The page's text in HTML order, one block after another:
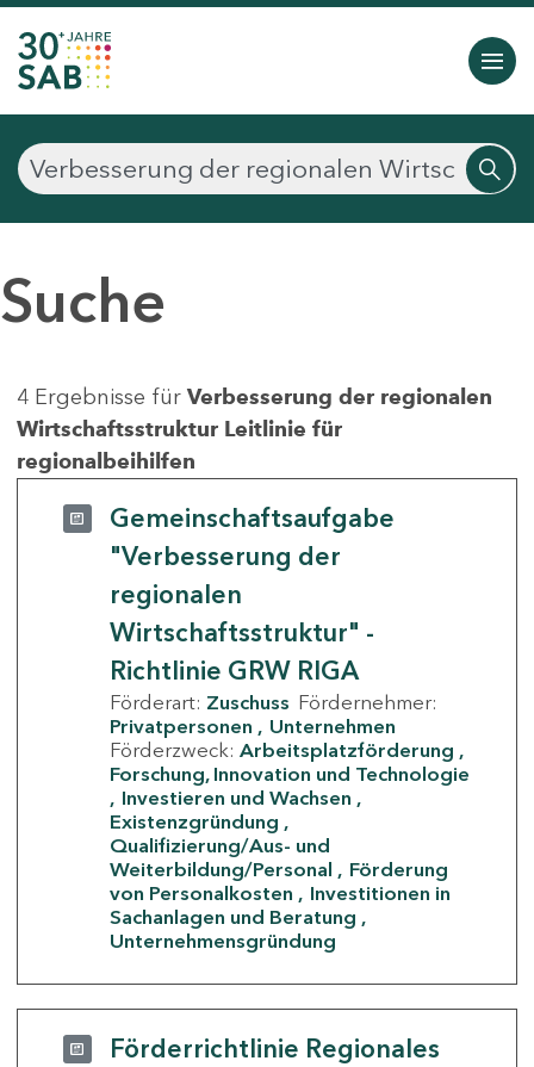
Suche
4 Ergebnisse für Verbesserung der regionalen
Wirtschaftsstruktur Leitlinie für
regionalbeihilfen
Gemeinschaftsaufgabe
"Verbesserung der
regionalen
Wirtschaftsstruktur" -
Richtlinie GRW RIGA
Förderart: Zuschuss Fördernehmer:
Privatpersonen
Unternehmen
Förderzweck: Arbeitsplatzförderung
Forschung, Innovation und Technologie
Investieren und Wachsen
Existenzgründung
Qualifizierung/Aus- und
Weiterbildung/Personal
Förderung
von Personalkosten
Investitionen in
Sachanlagen und Beratung
Unternehmensgründung
Förderrichtlinie Regionales